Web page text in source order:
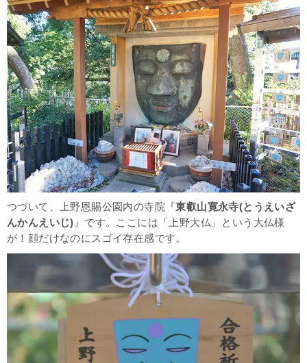
つづいて、上野恩賜公園内の寺院『東叡山寛永寺(とうえいざ
んかんえいじ) 』です。ここには「上野大仏」という大仏様
が！顔だけなのにスゴイ存在感です。